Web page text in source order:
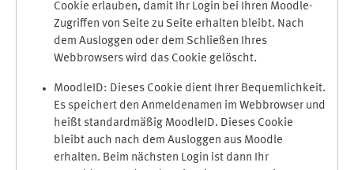
Cookie erlauben, damit Ihr Login bei Ihren Moodle-
Zugriffen von Seite zu Seite erhalten bleibt. Nach
dem Ausloggen oder dem Schließen Ihres
Webbrowsers wird das Cookie gelöscht.
MoodleID: Dieses Cookie dient Ihrer Bequemlichkeit.
Es speichert den Anmeldenamen im Webbrowser und
heißt standardmäßig MoodleID. Dieses Cookie
bleibt auch nach dem Ausloggen aus Moodle
erhalten. Beim nächsten Login ist dann Ihr